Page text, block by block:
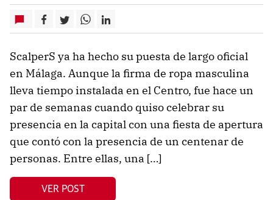
ScalperS ya ha hecho su puesta de largo oficial
en Málaga. Aunque la firma de ropa masculina
lleva tiempo instalada en el Centro, fue hace un
par de semanas cuando quiso celebrar su
presencia en la capital con una fiesta de apertura
que contó con la presencia de un centenar de
personas. Entre ellas, una […]
VER POST